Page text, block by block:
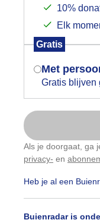
10%
Elk
Gratis
Met
Gratis blijven
Als je doorgaat, ga
privacy- en
Heb je al een
Buienradar is
Indien je
gegeven,
je
Is
Nu
Gebruik je Safari
Klik